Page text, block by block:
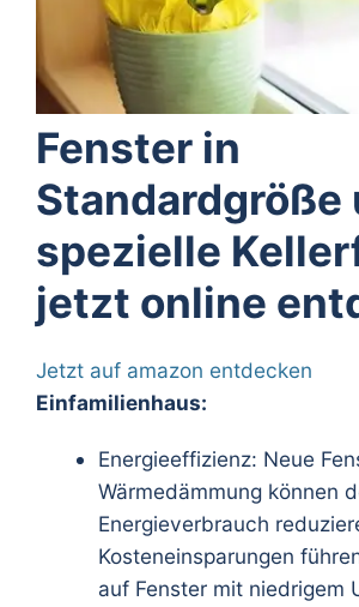
Fenster in
Standardgröße
spezielle
jetzt online
Jetzt auf amazon entdecken
Einfamilienhaus:
Energieeffizienz: Neue
Wärmedämmung können
Energieverbrauch
Kosteneinsparungen
auf Fenster mit niedrigem